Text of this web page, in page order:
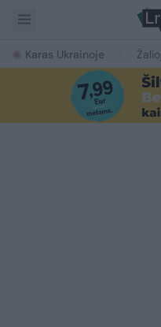
Karas Ukrainoje